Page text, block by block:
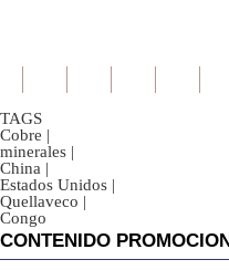
TAGS
Cobre |
minerales |
China |
Estados Unidos |
Quellaveco |
Congo